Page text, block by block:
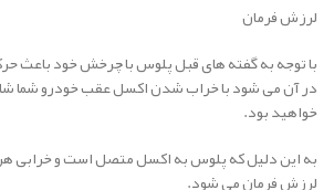
لرزش فرمان
با توجه به گفته های قبل پلوس با چرخش خود باعث
در آن می شود با خراب شدن اکسل عقب خودرو شما
خواهید بود.
به این دلیل که پلوس به اکسل متصل است و خرابی هر
لرزش فرمان می شود.